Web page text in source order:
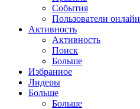
События
Пользователи онлайн
Активность
Активность
Поиск
Больше
Избранное
Лидеры
Больше
Больше